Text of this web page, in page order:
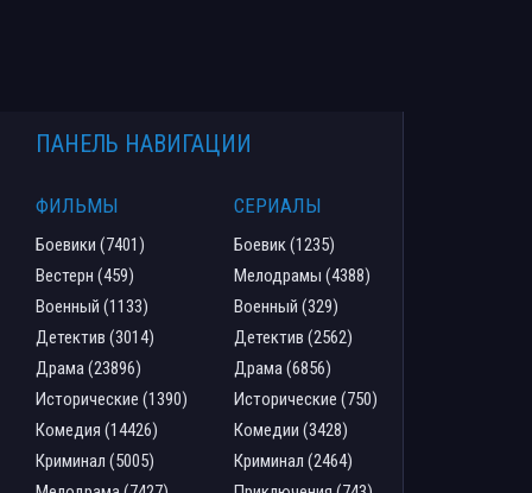
ПАНЕЛЬ НАВИГАЦИИ
ФИЛЬМЫ
Боевики (7401)
Вестерн (459)
Военный (1133)
Детектив (3014)
Драма (23896)
Исторические (1390)
Комедия (14426)
Криминал (5005)
СЕРИАЛЫ
Боевик (1235)
Мелодрамы (4388)
Военный (329)
Детектив (2562)
Драма (6856)
Исторические (750)
Комедии (3428)
Криминал (2464)